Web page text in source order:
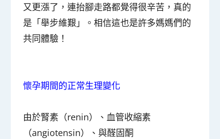
又更漲了，連抬腳走路都覺得很辛苦，真的
是「舉步維艱」。相信這也是許多媽媽們的
共同體驗！
懷孕期間的正常生理變化
由於腎素（renin）、血管收縮素
（angiotensin）、與醛固酮